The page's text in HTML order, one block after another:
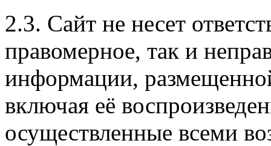
2.3. Сайт не несет
правомерное, так и
информации,
включая её
осуществленные всеми